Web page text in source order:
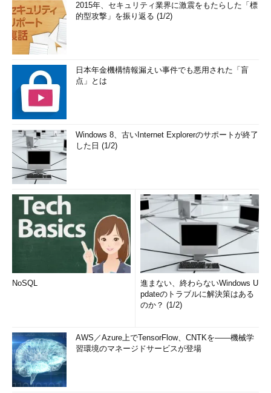
2015年、セキュリティ業界に激震をもたらした「標
的型攻撃」を振り返る (1/2)
日本年金機構情報漏えい事件でも悪用された「盲
点」とは
Windows 8、古いInternet Explorerのサポートが終了
した日 (1/2)
NoSQL
進まない、終わらないWindows U
pdateのトラブルに解決策はある
のか？ (1/2)
AWS／Azure上でTensorFlow、CNTKを――機械学
習環境のマネージドサービスが登場